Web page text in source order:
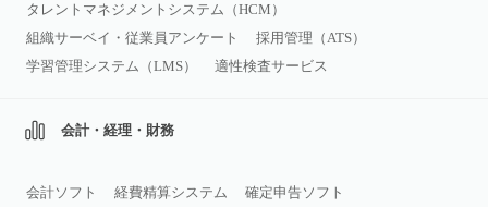
タレントマネジメントシステム（HCM）
組織サーベイ・従業員アンケート
採用管理（ATS）
学習管理システム（LMS）
適性検査サービス
会計・経理・財務
会計ソフト 経費精算システム
確定申告ソフト